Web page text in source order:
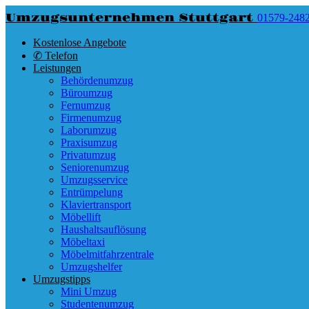
Umzugsunternehmen Stuttgart 01579-
Kostenlose Angebote
✆ Telefon
Leistungen
Behördenumzug
Büroumzug
Fernumzug
Firmenumzug
Laborumzug
Praxisumzug
Privatumzug
Seniorenumzug
Umzugsservice
Entrümpelung
Klaviertransport
Möbellift
Haushaltsauflösung
Möbeltaxi
Möbelmitfahrzentrale
Umzugshelfer
Umzugstipps
Mini Umzug
Studentenumzug